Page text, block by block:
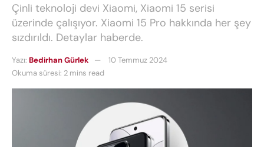
Çinli teknoloji devi Xiaomi, Xiaomi 15 serisi
üzerinde çalışıyor. Xiaomi 15 Pro hakkında her şey
sızdırıldı. Detaylar haberde.
Yazı: Bedirhan Gürlek
10 Temmuz 2024
Okuma süresi: 2 mins read